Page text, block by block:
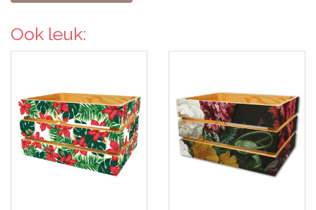
Ook leuk: